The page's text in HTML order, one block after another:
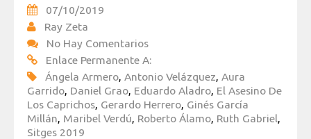
07/10/2019
Ray Zeta
No Hay Comentarios
Enlace Permanente A:
Ángela Armero, Antonio Velázquez, Aura
Garrido, Daniel Grao, Eduardo Aladro, El Asesino De
Los Caprichos, Gerardo Herrero, Ginés García
Millán, Maribel Verdú, Roberto Álamo, Ruth Gabriel,
Sitges 2019